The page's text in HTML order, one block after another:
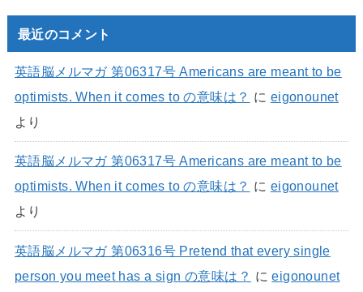
最近のコメント
英語脳メルマガ 第06317号 Americans are meant to be
optimists. When it comes to の意味は？ に eigonounet
より
英語脳メルマガ 第06317号 Americans are meant to be
optimists. When it comes to の意味は？ に eigonounet
より
英語脳メルマガ 第06316号 Pretend that every single
person you meet has a sign の意味は？ にeigonounet